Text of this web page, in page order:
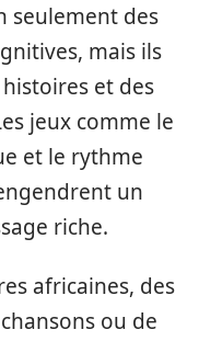
seulement des
mais ils
et des
jeux comme le
et le rythme
un
riche.
africaines, des
ou de